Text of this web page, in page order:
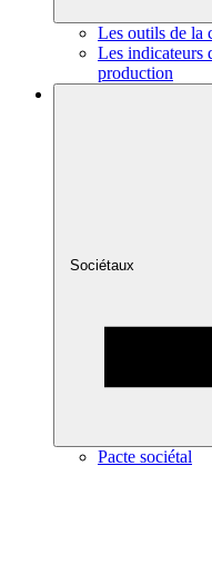
Les outils de la
Les indicateurs
production
Sociétaux
Pacte sociétal